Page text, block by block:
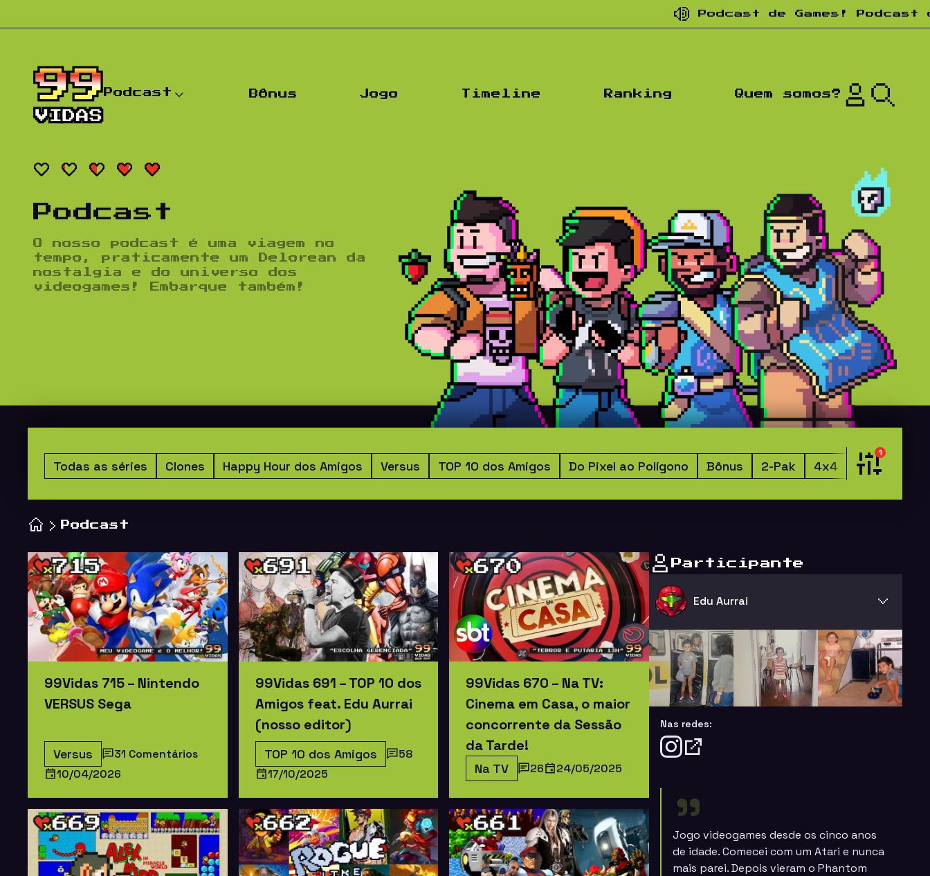
Podcast de Games! Podcast de
Podcast Bônus Jogo Timeline Ranking Quem somos?
Podcast
O nosso podcast é uma viagem no
tempo, praticamente um Delorean da
nostalgia e do universo dos
videogames! Embarque também!
Todas as séries Clones Happy Hour dos Amigos Versus TOP 10 dos Amigos Do Pixel ao Polígono Bônus 2-Pak 4x4 Estilo
Podcast
99Vidas 715 – Nintendo
VERSUS Sega
Versus
31 Comentários
10/04/2026
99Vidas 691 – TOP 10 dos
Amigos feat. Edu Aurrai
(nosso editor)
TOP 10 dos Amigos
58
17/10/2025
99Vidas 670 – Na TV:
Cinema em Casa, o maior
concorrente da Sessão
da Tarde!
Na TV 26 24/05/2025
Participante
Edu Aurrai
Nas redes:
Jogo videogames desde os cinco anos
de idade. Comecei com um Atari e nunca
mais parei. Depois vieram o Phantom